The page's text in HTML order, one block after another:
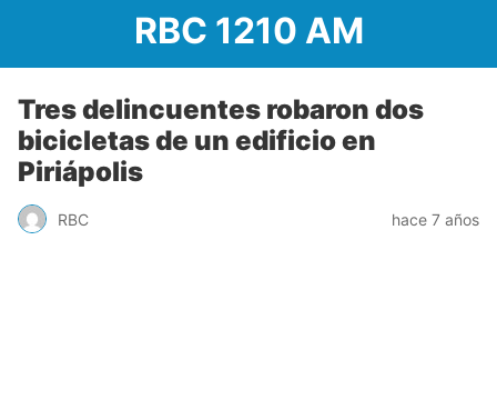
RBC 1210 AM
Tres delincuentes robaron dos
bicicletas de un edificio en
Piriápolis
RBC hace 7 años